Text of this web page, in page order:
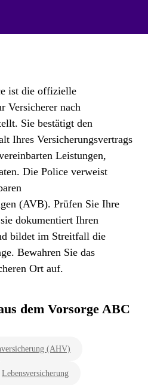
ist die offizielle
Versicherer nach
Sie bestätigt den
Ihres Versicherungsvertrags
Leistungen,
Die Police verweist
(AVB). Prüfen Sie Ihre
dokumentiert Ihren
bildet im Streitfall die
Bewahren Sie das
Ort auf.
dem Vorsorge ABC
(AHV)
Lebensversicherung